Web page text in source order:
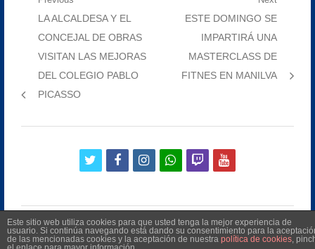
entradas
Previous
post:
LA ALCALDESA Y EL
CONCEJAL DE OBRAS
VISITAN LAS MEJORAS
DEL COLEGIO PABLO
PICASSO
Next
post:
ESTE DOMINGO SE
IMPARTIRÁ UNA
MASTERCLASS DE
FITNES EN MANILVA
twitterfacebookinstagramwhatsapp
twitchyoutube
Este sitio web utiliza cookies para que usted tenga la mejor experiencia de
usuario. Si continúa navegando está dando su consentimiento para la
de las mencionadas cookies y la aceptación de nuestra política de cookies,